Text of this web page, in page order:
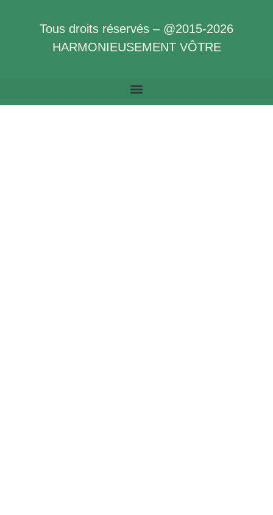
Tous droits réservés – @2015-2026
HARMONIEUSEMENT VÔTRE